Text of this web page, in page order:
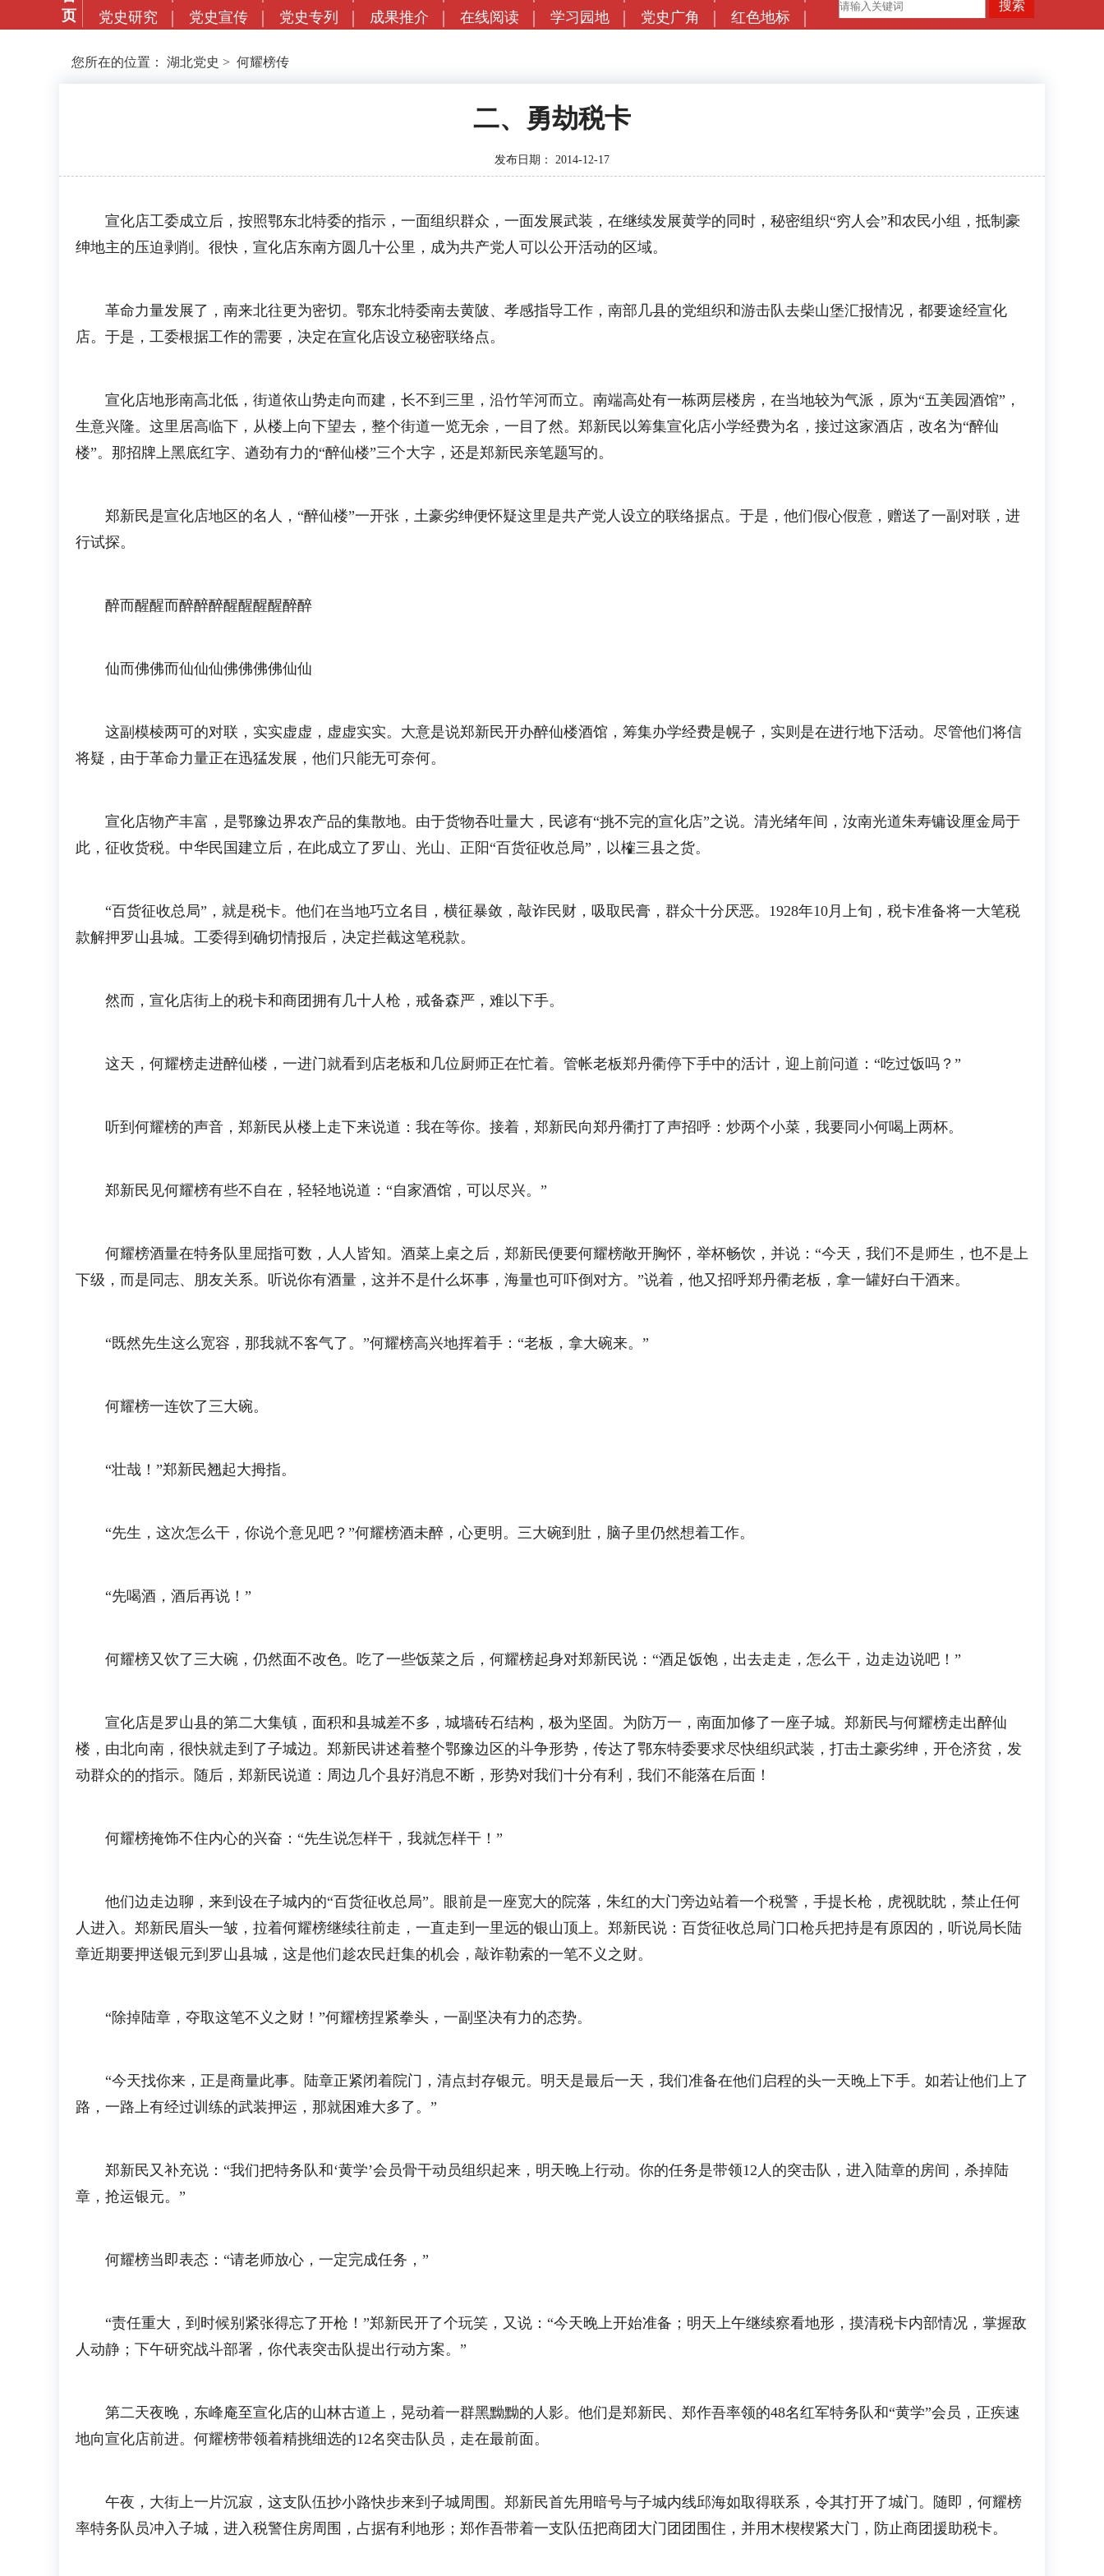
页
党史研究
党史宣传 党史专列 成果推介 在线阅读 学习园地 党史广角 红色地标
您所在的位置： 湖北党史 > 何耀榜传
二、勇劫税卡
发布日期： 2014-12-17
宣化店工委成立后，按照鄂东北特委的指示，一面组织群众，一面发展武装，在继续发展黄学的同时，秘密组织“穷人会”和农民小组，抵制豪
绅地主的压迫剥削。很快，宣化店东南方圆几十公里，成为共产党人可以公开活动的区域。
革命力量发展了，南来北往更为密切。鄂东北特委南去黄陂、孝感指导工作，南部几县的党组织和游击队去柴山堡汇报情况，都要途经宣化
店。于是，工委根据工作的需要，决定在宣化店设立秘密联络点。
宣化店地形南高北低，街道依山势走向而建，长不到三里，沿竹竿河而立。南端高处有一栋两层楼房，在当地较为气派，原为“五美园酒馆”，
生意兴隆。这里居高临下，从楼上向下望去，整个街道一览无余，一目了然。郑新民以筹集宣化店小学经费为名，接过这家酒店，改名为“醉仙
楼”。那招牌上黑底红字、遒劲有力的“醉仙楼”三个大字，还是郑新民亲笔题写的。
郑新民是宣化店地区的名人，“醉仙楼”一开张，土豪劣绅便怀疑这里是共产党人设立的联络据点。于是，他们假心假意，赠送了一副对联，进
行试探。
醉而醒醒而醉醉醉醒醒醒醒醉醉
仙而佛佛而仙仙仙佛佛佛佛仙仙
这副模棱两可的对联，实实虚虚，虚虚实实。大意是说郑新民开办醉仙楼酒馆，筹集办学经费是幌子，实则是在进行地下活动。尽管他们将信
将疑，由于革命力量正在迅猛发展，他们只能无可奈何。
宣化店物产丰富，是鄂豫边界农产品的集散地。由于货物吞吐量大，民谚有“挑不完的宣化店”之说。清光绪年间，汝南光道朱寿镛设厘金局于
此，征收货税。中华民国建立后，在此成立了罗山、光山、正阳“百货征收总局”，以榷三县之货。
“百货征收总局”，就是税卡。他们在当地巧立名目，横征暴敛，敲诈民财，吸取民膏，群众十分厌恶。1928年10月上旬，税卡准备将一大笔税
款解押罗山县城。工委得到确切情报后，决定拦截这笔税款。
然而，宣化店街上的税卡和商团拥有几十人枪，戒备森严，难以下手。
这天，何耀榜走进醉仙楼，一进门就看到店老板和几位厨师正在忙着。管帐老板郑丹衢停下手中的活计，迎上前问道：“吃过饭吗？”
听到何耀榜的声音，郑新民从楼上走下来说道：我在等你。接着，郑新民向郑丹衢打了声招呼：炒两个小菜，我要同小何喝上两杯。
郑新民见何耀榜有些不自在，轻轻地说道：“自家酒馆，可以尽兴。”
何耀榜酒量在特务队里屈指可数，人人皆知。酒菜上桌之后，郑新民便要何耀榜敞开胸怀，举杯畅饮，并说：“今天，我们不是师生，也不是上
下级，而是同志、朋友关系。听说你有酒量，这并不是什么坏事，海量也可吓倒对方。”说着，他又招呼郑丹衢老板，拿一罐好白干酒来。
“既然先生这么宽容，那我就不客气了。”何耀榜高兴地挥着手：“老板，拿大碗来。”
何耀榜一连饮了三大碗。
“壮哉！”郑新民翘起大拇指。
“先生，这次怎么干，你说个意见吧？”何耀榜酒未醉，心更明。三大碗到肚，脑子里仍然想着工作。
“先喝酒，酒后再说！”
何耀榜又饮了三大碗，仍然面不改色。吃了一些饭菜之后，何耀榜起身对郑新民说：“酒足饭饱，出去走走，怎么干，边走边说吧！”
宣化店是罗山县的第二大集镇，面积和县城差不多，城墙砖石结构，极为坚固。为防万一，南面加修了一座子城。郑新民与何耀榜走出醉仙
楼，由北向南，很快就走到了子城边。郑新民讲述着整个鄂豫边区的斗争形势，传达了鄂东特委要求尽快组织武装，打击土豪劣绅，开仓济贫，发
动群众的的指示。随后，郑新民说道：周边几个县好消息不断，形势对我们十分有利，我们不能落在后面！
何耀榜掩饰不住内心的兴奋：“先生说怎样干，我就怎样干！”
他们边走边聊，来到设在子城内的“百货征收总局”。眼前是一座宽大的院落，朱红的大门旁边站着一个税警，手提长枪，虎视眈眈，禁止任何
人进入。郑新民眉头一皱，拉着何耀榜继续往前走，一直走到一里远的银山顶上。郑新民说：百货征收总局门口枪兵把持是有原因的，听说局长陆
章近期要押送银元到罗山县城，这是他们趁农民赶集的机会，敲诈勒索的一笔不义之财。
“除掉陆章，夺取这笔不义之财！”何耀榜捏紧拳头，一副坚决有力的态势。
“今天找你来，正是商量此事。陆章正紧闭着院门，清点封存银元。明天是最后一天，我们准备在他们启程的头一天晚上下手。如若让他们上了
路，一路上有经过训练的武装押运，那就困难大多了。”
郑新民又补充说：“我们把特务队和‘黄学’会员骨干动员组织起来，明天晚上行动。你的任务是带领12人的突击队，进入陆章的房间，杀掉陆
章，抢运银元。”
何耀榜当即表态：“请老师放心，一定完成任务，”
“责任重大，到时候别紧张得忘了开枪！”郑新民开了个玩笑，又说：“今天晚上开始准备；明天上午继续察看地形，摸清税卡内部情况，掌握敌
人动静；下午研究战斗部署，你代表突击队提出行动方案。”
第二天夜晚，东峰庵至宣化店的山林古道上，晃动着一群黑黝黝的人影。他们是郑新民、郑作吾率领的48名红军特务队和“黄学”会员，正疾速
地向宣化店前进。何耀榜带领着精挑细选的12名突击队员，走在最前面。
午夜，大街上一片沉寂，这支队伍抄小路快步来到子城周围。郑新民首先用暗号与子城内线邱海如取得联系，令其打开了城门。随即，何耀榜
率特务队员冲入子城，进入税警住房周围，占据有利地形；郑作吾带着一支队伍把商团大门团团围住，并用木楔楔紧大门，防止商团援助税卡。